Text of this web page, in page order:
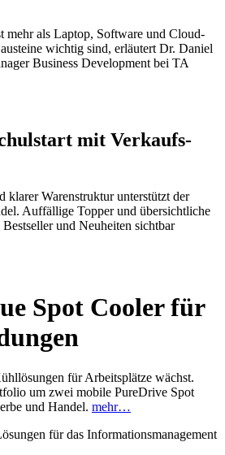
mehr als Laptop, Software und Cloud-
wichtig sind, erläutert Dr. Daniel
Business Development bei TA
mit Verkaufs-
klarer Warenstruktur unterstützt der
Auffällige Topper und übersichtliche
und Neuheiten sichtbar
Spot Cooler für
für Arbeitsplätze wächst.
um zwei mobile PureDrive Spot
und Handel. mehr…